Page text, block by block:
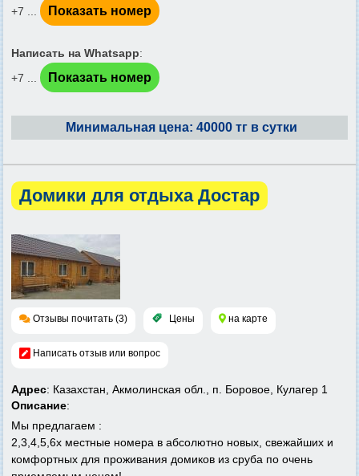
+7 ...
Показать номер
Написать на Whatsapp:
+7 ...
Показать номер
Минимальная цена: 40000 тг в сутки
Домики для отдыха Достар
Отзывы почитать (3) Цены на карте
Написать отзыв или вопрос
Адрес: Казахстан, Акмолинская обл., п. Боровое, Кулагер 1
Описание:
Мы предлагаем :
2,3,4,5,6х местные номера в абсолютно новых, свежайших и
комфортных для проживания домиков из сруба по очень